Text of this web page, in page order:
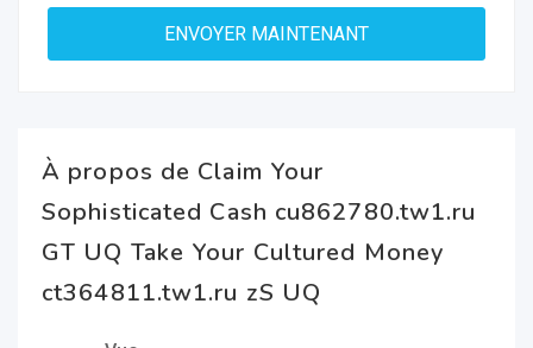
À propos de Claim Your
Sophisticated Cash cu862780.tw1.ru
GT UQ Take Your Cultured Money
ct364811.tw1.ru zS UQ